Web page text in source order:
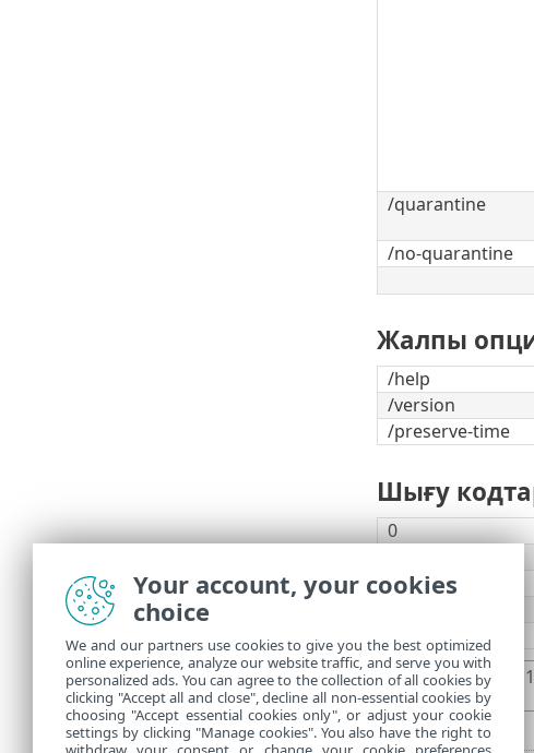
/quarantine
/no-quarantine
Жалпы
/help
/version
/preserve-time
Шығу
0
10
100
Шығу коды
Your account, your cookies
choice
We and our partners use cookies to give you the best optimized
online experience, analyze our website traffic, and serve you with
personalized ads. You can agree to the collection of all cookies by
clicking "Accept all and close", decline all non-essential cookies by
choosing "Accept essential cookies only", or adjust your cookie
settings by clicking "Manage cookies". You also have the right to